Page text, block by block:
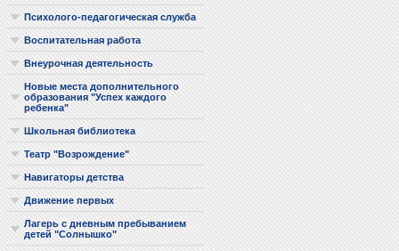
Психолого-педагогическая служба
Воспитательная работа
Внеурочная деятельность
Новые места дополнительного
образования "Успех каждого
ребенка"
Школьная библиотека
Театр "Возрождение"
Навигаторы детства
Движение первых
Лагерь с дневным пребыванием
детей "Солнышко"